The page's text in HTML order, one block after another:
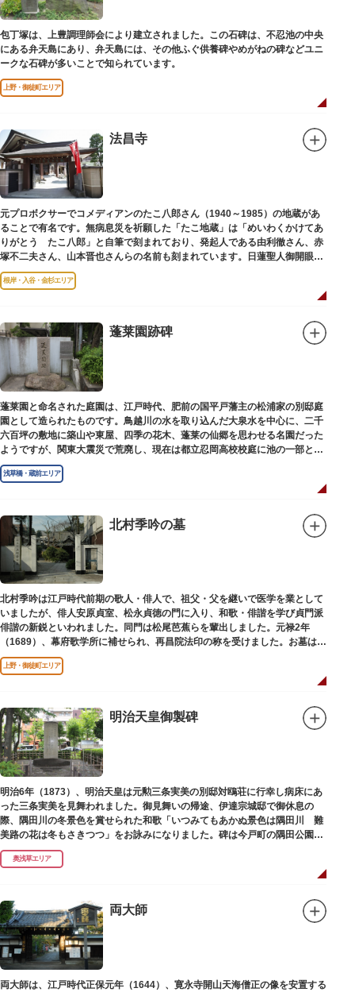
包丁塚は、上豊調理師会により建立されました。この石碑は、不忍池の中央
にある弁天島にあり、弁天島には、その他ふぐ供養碑やめがねの碑などユニ
ークな石碑が多いことで知られています。
上野・御徒町エリア
法昌寺
元プロボクサーでコメディアンのたこ八郎さん（1940～1985）の地蔵があ
ることで有名です。無病息災を祈願した「たこ地蔵」は「めいわくかけてあ
りがとう たこ八郎」と自筆で刻まれており、発起人である由利徹さん、赤
塚不二夫さん、山本晋也さんらの名前も刻まれています。日蓮聖人御開眼の
毘沙門天を奉安しています。
根岸・入谷・金杉エリア
蓬莱園跡碑
蓬莱園と命名された庭園は、江戸時代、肥前の国平戸藩主の松浦家の別邸庭
園として造られたものです。鳥越川の水を取り込んだ大泉水を中心に、二千
六百坪の敷地に築山や東屋、四季の花木、蓬莱の仙郷を思わせる名園だった
ようですが、関東大震災で荒廃し、現在は都立忍岡高校校庭に池の一部と都
指定の天然記念物の大イチョウを残すのみです。
浅草橋・蔵前エリア
北村季吟の墓
北村季吟は江戸時代前期の歌人・俳人で、祖父・父を継いで医学を業として
いましたが、俳人安原貞室、松永貞徳の門に入り、和歌・俳諧を学び貞門派
俳諧の新鋭といわれました。同門は松尾芭蕉らを輩出しました。元禄2年
（1689）、幕府歌学所に補せられ、再昌院法印の称を受けました。お墓は正
慶寺（しょうけいじ）にあります。
上野・御徒町エリア
明治天皇御製碑
明治6年（1873）、明治天皇は元勲三条実美の別邸対鴎荘に行幸し病床にあ
った三条実美を見舞われました。御見舞いの帰途、伊達宗城邸で御休息の
際、隅田川の冬景色を賞せられた和歌「いつみてもあかぬ景色は隅田川 難
美路の花は冬もさきつつ」をお詠みになりました。碑は今戸町の隅田公園内
にあります。
奥浅草エリア
両大師
両大師は、江戸時代正保元年（1644）、寛永寺開山天海僧正の像を安置する